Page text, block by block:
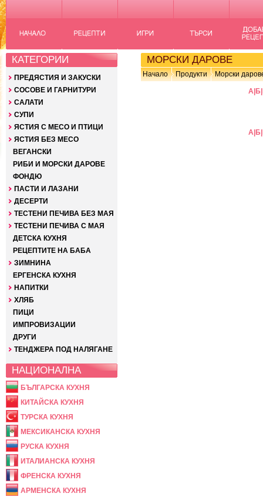
КАТЕГОРИИ
ПРЕДЯСТИЯ И ЗАКУСКИ
СОСОВЕ И ГАРНИТУРИ
САЛАТИ
СУПИ
ЯСТИЯ С МЕСО И ПТИЦИ
ЯСТИЯ БЕЗ МЕСО
ВЕГАНСКИ
РИБИ И МОРСКИ ДАРОВЕ
ФОНДЮ
ПАСТИ И ЛАЗАНИ
ДЕСЕРТИ
ТЕСТЕНИ ПЕЧИВА БЕЗ МАЯ
ТЕСТЕНИ ПЕЧИВА С МАЯ
ДЕТСКА КУХНЯ
РЕЦЕПТИТЕ НА БАБА
ЗИМНИНА
ЕРГЕНСКА КУХНЯ
НАПИТКИ
ХЛЯБ
ПИЦИ
ИМПРОВИЗАЦИИ
ДРУГИ
ТЕНДЖЕРА ПОД НАЛЯГАНЕ
НАЦИОНАЛНА
БЪЛГАРСКА КУХНЯ
КИТАЙСКА КУХНЯ
ТУРСКА КУХНЯ
МЕКСИКАНСКА КУХНЯ
РУСКА КУХНЯ
ИТАЛИАНСКА КУХНЯ
ФРЕНСКА КУХНЯ
АРМЕНСКА КУХНЯ
МОРСКИ ДАРОВЕ
Начало Продукти Морски
А Б
А Б